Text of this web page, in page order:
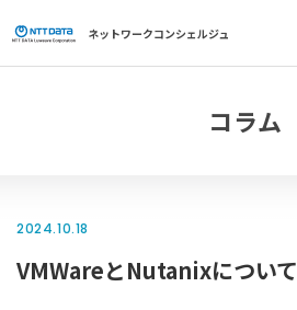
ネットワークコンシェルジュ
新着情報
コラム
2024.10.18
VMWareとNutanixについて